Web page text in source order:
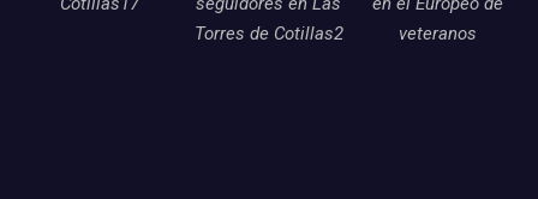
Torres de Cotillas2
veteranos